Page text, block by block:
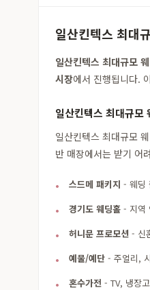
일산킨텍스 최대
일산킨텍스 최대규모
시장에서 진행됩니다.
일산킨텍스 최대규모
일산킨텍스 최대규모
반 매장에서는 받기 어
스드메 패키지 - 웨딩
경기도 웨딩홀 - 지역
허니문 프로모션 - 신
예물/예단 - 주얼리,
혼수가전 - TV, 냉장